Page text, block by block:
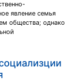
явление семья
общества; однако